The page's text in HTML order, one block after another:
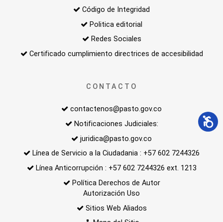
Código de Integridad
Politica editorial
Redes Sociales
Certificado cumplimiento directrices de accesibilidad
CONTACTO
contactenos@pasto.gov.co
Notificaciones Judiciales:
juridica@pasto.gov.co
Línea de Servicio a la Ciudadania : +57 602 7244326
Línea Anticorrupción : +57 602 7244326 ext. 1213
Política Derechos de Autor
Autorización Uso
Sitios Web Aliados